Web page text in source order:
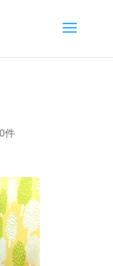
件